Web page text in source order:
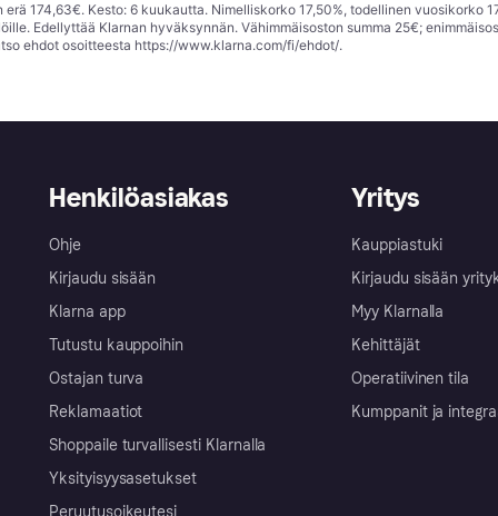
174,63€. Kesto: 6 kuukautta. Nimelliskorko 17,50%, todellinen vuosikorko
Edellyttää Klarnan hyväksynnän. Vähimmäisoston summa 25€;
ehdot osoitteesta https://www.klarna.com/fi/ehdot/.
Henkilöasiakas
Ohje
Kirjaudu sisään
Klarna app
Tutustu kauppoihin
Ostajan turva
Reklamaatiot
Shoppaile turvallisesti Klarnalla
Yksityisyysasetukset
Peruutusoikeutesi
Yritys
Kauppiastuki
Kirjaudu sisään
Myy Klarnalla
Kehittäjät
Operatiivinen tila
Kumppanit ja